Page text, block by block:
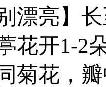
漂亮】
花开1-2
菊花，